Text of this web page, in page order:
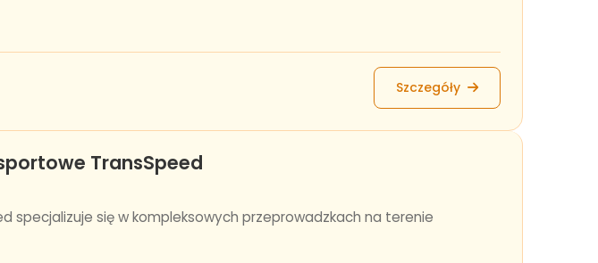
Szczegóły
TransSpeed
specjalizuje się w kompleksowych przeprowadzkach na terenie